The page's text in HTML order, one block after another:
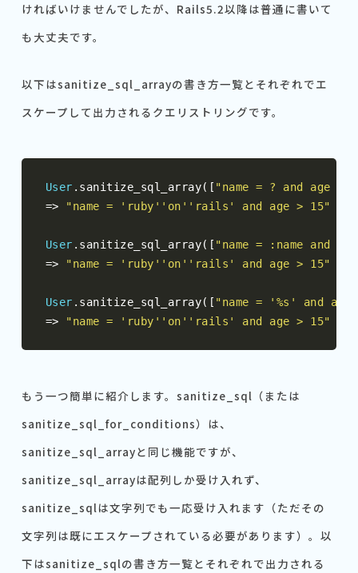
ければいけませんでしたが、Rails5.2以降は普通に書いて
も大丈夫です。
以下はsanitize_sql_arrayの書き方一覧とそれぞれでエ
スケープして出力されるクエリストリングです。
User . sanitize_sql_array([ "name = ? and age >
=>
"name = 'ruby''on''rails' and age > 15"
User . sanitize_sql_array([ "name = :name and
=>
"name = 'ruby''on''rails' and age > 15"
User . sanitize_sql_array([ "name = '%s' and age
=>
"name = 'ruby''on''rails' and age > 15"
もう一つ簡単に紹介します。sanitize_sql（または
sanitize_sql_for_conditions）は、
sanitize_sql_arrayと同じ機能ですが、
sanitize_sql_arrayは配列しか受け入れず、
sanitize_sqlは文字列でも一応受け入れます（ただその
文字列は既にエスケープされている必要があります）。以
下はsanitize_sqlの書き方一覧とそれぞれで出力される